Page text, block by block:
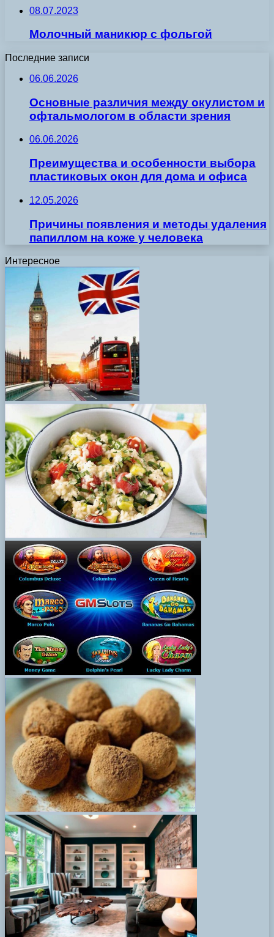
08.07.2023
Молочный маникюр с фольгой
Последние записи
06.06.2026
Основные различия между окулистом и
офтальмологом в области зрения
06.06.2026
Преимущества и особенности выбора
пластиковых окон для дома и офиса
12.05.2026
Причины появления и методы удаления
папиллом на коже у человека
Интересное